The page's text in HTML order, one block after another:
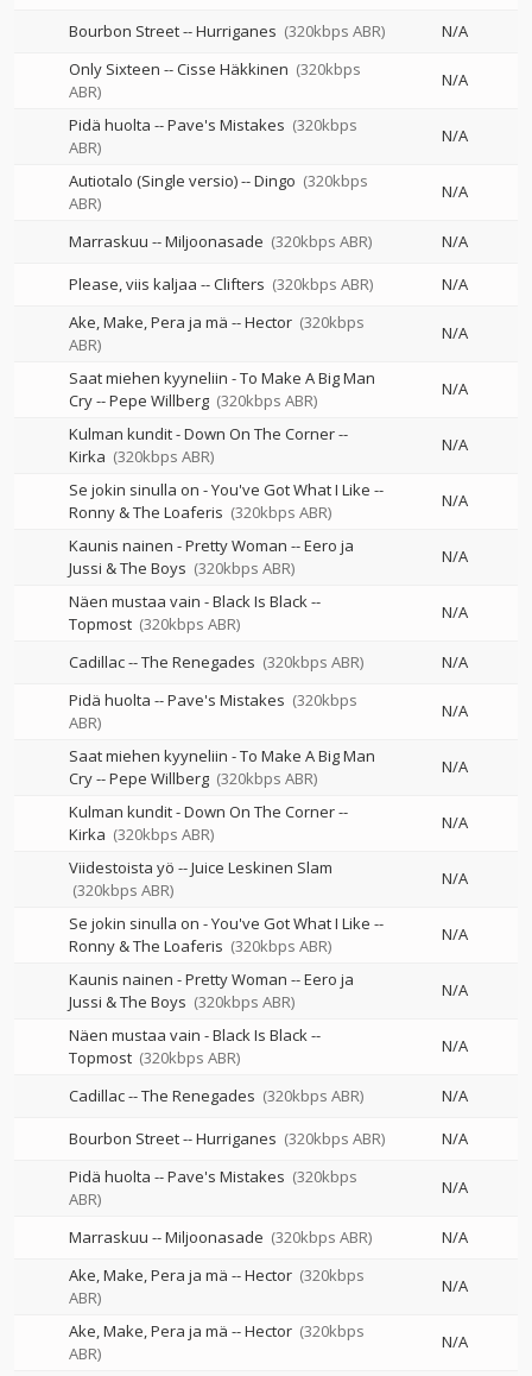
Bourbon Street--Hurriganes (320kbps ABR)
N/A
Only Sixteen --Cisse Häkkinen (320kbps
ABR)
N/A
Pidä huolta --Pave's Mistakes (320kbps
ABR)
N/A
Autiotalo (Single versio)--Dingo (320kbps
ABR)
N/A
Marraskuu --Miljoonasade (320kbps ABR)
N/A
Please, viis kaljaa --Clifters (320kbps ABR)
N/A
Ake, Make, Pera ja mä --Hector (320kbps
ABR)
N/A
Saat miehen kyyneliin - To Make A Big Man
Cry--Pepe Willberg (320kbps ABR)
N/A
Kulman kundit - Down On The Corner--
Kirka (320kbps ABR)
N/A
Se jokin sinulla on - You've Got What I Like --
Ronny & The Loaferis (320kbps ABR)
N/A
Kaunis nainen - Pretty Woman --Eero ja
Jussi & The Boys (320kbps ABR)
N/A
Näen mustaa vain - Black Is Black--
Topmost (320kbps ABR)
N/A
Cadillac--The Renegades (320kbps ABR)
N/A
Pidä huolta --Pave's Mistakes (320kbps
ABR)
N/A
Saat miehen kyyneliin - To Make A Big Man
Cry--Pepe Willberg (320kbps ABR)
N/A
Kulman kundit - Down On The Corner--
Kirka (320kbps ABR)
N/A
Viidestoista yö --Juice Leskinen Slam
(320kbps ABR)
N/A
Se jokin sinulla on - You've Got What I Like --
Ronny & The Loaferis (320kbps ABR)
N/A
Kaunis nainen - Pretty Woman --Eero ja
Jussi & The Boys (320kbps ABR)
N/A
Näen mustaa vain - Black Is Black--
Topmost (320kbps ABR)
N/A
Cadillac--The Renegades (320kbps ABR)
N/A
Bourbon Street--Hurriganes (320kbps ABR)
N/A
Pidä huolta --Pave's Mistakes (320kbps
ABR)
N/A
Marraskuu --Miljoonasade (320kbps ABR)
N/A
Ake, Make, Pera ja mä --Hector (320kbps
ABR)
N/A
Ake, Make, Pera ja mä --Hector (320kbps
ABR)
N/A